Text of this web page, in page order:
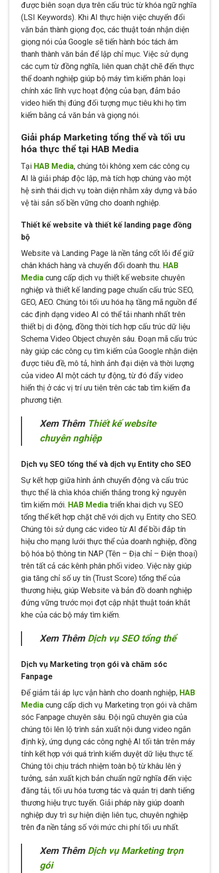
được biên soạn dựa trên cấu trúc từ khóa ngữ nghĩa
(LSI Keywords). Khi AI thực hiện việc chuyển đổi
văn bản thành giọng đọc, các thuật toán nhận diện
giọng nói của Google sẽ tiến hành bóc tách âm
thanh thành văn bản để lập chỉ mục. Việc sử dụng
các cụm từ đồng nghĩa, liên quan chặt chẽ đến thực
thể doanh nghiệp giúp bộ máy tìm kiếm phân loại
chính xác lĩnh vực hoạt động của bạn, đảm bảo
video hiển thị đúng đối tượng mục tiêu khi họ tìm
kiếm bằng cả văn bản và giọng nói.
Giải pháp Marketing tổng thể và tối ưu
hóa thực thể tại HAB Media
Tại HAB Media, chúng tôi không xem các công cụ
AI là giải pháp độc lập, mà tích hợp chúng vào một
hệ sinh thái dịch vụ toàn diện nhằm xây dựng và bảo
vệ tài sản số bền vững cho doanh nghiệp.
Thiết kế website và thiết kế landing page đồng
bộ
Website và Landing Page là nền tảng cốt lõi để giữ
chân khách hàng và chuyển đổi doanh thu. HAB
Media cung cấp dịch vụ thiết kế website chuyên
nghiệp và thiết kế landing page chuẩn cấu trúc SEO,
GEO, AEO. Chúng tôi tối ưu hóa hạ tầng mã nguồn để
các định dạng video AI có thể tải nhanh nhất trên
thiết bị di động, đồng thời tích hợp cấu trúc dữ liệu
Schema Video Object chuyên sâu. Đoạn mã cấu trúc
này giúp các công cụ tìm kiếm của Google nhận diện
được tiêu đề, mô tả, hình ảnh đại diện và thời lượng
của video AI một cách tự động, từ đó đẩy video
hiển thị ở các vị trí ưu tiên trên các tab tìm kiếm đa
phương tiện.
Xem Thêm Thiết kế website
chuyên nghiệp
Dịch vụ SEO tổng thể và dịch vụ Entity cho SEO
Sự kết hợp giữa hình ảnh chuyển động và cấu trúc
thực thể là chìa khóa chiến thắng trong kỷ nguyên
tìm kiếm mới. HAB Media triển khai dịch vụ SEO
tổng thể kết hợp chặt chẽ với dịch vụ Entity cho SEO.
Chúng tôi sử dụng các video từ AI để bồi đắp tín
hiệu cho mạng lưới thực thể của doanh nghiệp, đồng
bộ hóa bộ thông tin NAP (Tên – Địa chỉ – Điện thoại)
trên tất cả các kênh phân phối video. Việc này giúp
gia tăng chỉ số uy tín (Trust Score) tổng thể của
thương hiệu, giúp Website và bản đồ doanh nghiệp
đứng vững trước mọi đợt cập nhật thuật toán khắt
khe của các bộ máy tìm kiếm.
Xem Thêm Dịch vụ SEO tổng thể
Dịch vụ Marketing trọn gói và chăm sóc
Fanpage
Để giảm tải áp lực vận hành cho doanh nghiệp, HAB
Media cung cấp dịch vụ Marketing trọn gói và chăm
sóc Fanpage chuyên sâu. Đội ngũ chuyên gia của
chúng tôi lên lộ trình sản xuất nội dung video ngắn
định kỳ, ứng dụng các công nghệ AI tối tân trên máy
tính kết hợp với quá trình kiểm duyệt dữ liệu thực tế.
Chúng tôi chịu trách nhiệm toàn bộ từ khâu lên ý
tưởng, sản xuất kịch bản chuẩn ngữ nghĩa đến việc
đăng tải, tối ưu hóa tương tác và quản trị danh tiếng
thương hiệu trực tuyến. Giải pháp này giúp doanh
nghiệp duy trì sự hiện diện liên tục, chuyên nghiệp
trên đa nền tảng số với mức chi phí tối ưu nhất.
Xem Thêm Dịch vụ Marketing trọn
gói